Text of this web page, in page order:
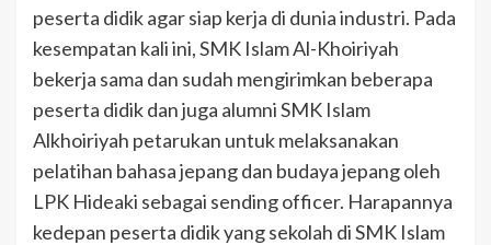
peserta didik agar siap kerja di dunia industri. Pada
kesempatan kali ini, SMK Islam Al-Khoiriyah
bekerja sama dan sudah mengirimkan beberapa
peserta didik dan juga alumni SMK Islam
Alkhoiriyah petarukan untuk melaksanakan
pelatihan bahasa jepang dan budaya jepang oleh
LPK Hideaki sebagai sending officer. Harapannya
kedepan peserta didik yang sekolah di SMK Islam